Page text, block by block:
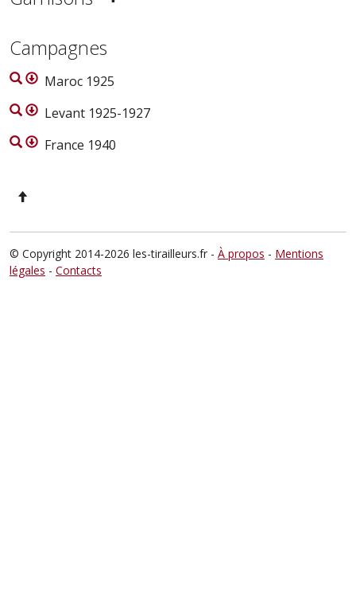
Campagnes
Maroc 1925
Levant 1925-1927
France 1940
© Copyright 2014-2026 les-tirailleurs.fr - À propos - Mentions
légales - Contacts